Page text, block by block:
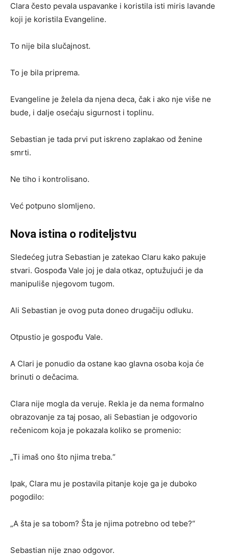
Clara često pevala uspavanke i koristila isti miris lavande
koji je koristila Evangeline.
To nije bila slučajnost.
To je bila priprema.
Evangeline je želela da njena deca, čak i ako nje više ne
bude, i dalje osećaju sigurnost i toplinu.
Sebastian je tada prvi put iskreno zaplakao od ženine
smrti.
Ne tiho i kontrolisano.
Već potpuno slomljeno.
Nova istina o roditeljstvu
Sledećeg jutra Sebastian je zatekao Claru kako pakuje
stvari. Gospođa Vale joj je dala otkaz, optužujući je da
manipuliše njegovom tugom.
Ali Sebastian je ovog puta doneo drugačiju odluku.
Otpustio je gospođu Vale.
A Clari je ponudio da ostane kao glavna osoba koja će
brinuti o dečacima.
Clara nije mogla da veruje. Rekla je da nema formalno
obrazovanje za taj posao, ali Sebastian je odgovorio
rečenicom koja je pokazala koliko se promenio:
„Ti imaš ono što njima treba.“
Ipak, Clara mu je postavila pitanje koje ga je duboko
pogodilo:
„A šta je sa tobom? Šta je njima potrebno od tebe?“
Sebastian nije znao odgovor.